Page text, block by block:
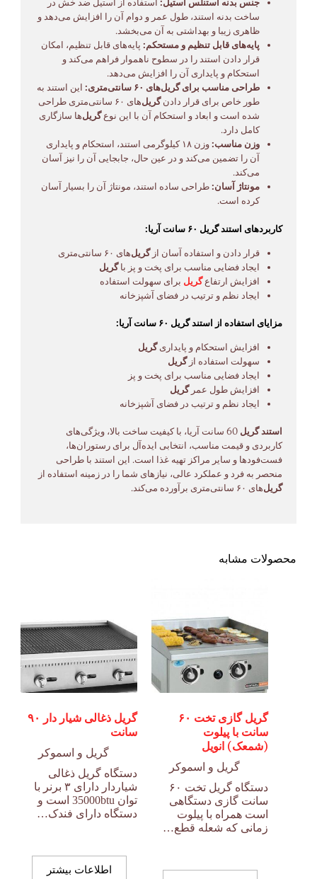
جنس بدنه استنلس استیل: استفاده از استیل ضد خش در
ساخت بدنه استند، طول عمر و دوام آن را افزایش می‌دهد و
ظاهری زیبا و بهداشتی به آن می‌بخشد.
پایه‌های قابل تنظیم و مستحکم: پایه‌های قابل تنظیم، امکان
قرار دادن استند را در سطوح ناهموار فراهم می‌کند و
استحکام و پایداری آن را افزایش می‌دهد.
طراحی مناسب برای گریل‌های ۶۰ سانتی‌متری:
این استند به
طور خاص برای قرار دادنگریل
‌های ۶۰ سانتی‌متری طراحی
شده است و ابعاد و استحکام آن با این نوعگریل‌ها سازگاری
کامل دارد.
وزن مناسب:
وزن ۱۸ کیلوگرمی استند، استحکام و پایداری
آن را تضمین می‌کند و در عین حال، جابجایی آن را نیز آسان
می‌کند.
مونتاژ آسان:طراحی ساده استند، مونتاژ آن را بسیار آسان
کرده است.
کاربردهای استند گریل ۶۰ سانت آریا:
قرار دادن و استفاده آسان ازگریل‌های ۶۰ سانتی‌متری
ایجاد فضایی مناسب برای پخت و پز باگریل
افزایش ارتفاعگریل برای سهولت استفاده
ایجاد نظم و ترتیب در فضای آشپزخانه
مزایای استفاده از استند گریل ۶۰ سانت آریا:
افزایش استحکام و پایداریگریل
سهولت استفاده ازگریل
ایجاد فضایی مناسب برای پخت و پز
افزایش طول عمرگریل
ایجاد نظم و ترتیب در فضای آشپزخانه
استند گریل
60 سانت آریا، با کیفیت ساخت بالا، ویژگی‌های
کاربردی و قیمت مناسب، انتخابی ایده‌آل برای رستوران‌ها،
فست‌فودها و سایر مراکز تهیه غذا است. این استند با طراحی
منحصر به فرد و عملکرد عالی، نیازهای شما را در زمینه استفاده از
گریل‌های ۶۰ سانتی‌متری برآورده می‌کند.
محصولات مشابه
گریل گازی تخت ۶۰
سانت با پیلوت
(شمعک) انویل
گریل و اسموکر
دستگاه گریل تخت ۶۰
سانت گازی دستگاهی
است همراه با پیلوت
زمانی که شعله قطع…
گریل ذغالی شیار دار ۹۰
سانت
گریل و اسموکر
دستگاه گریل ذغالی
شیاردار دارای ۳ برنر با
توان 35000btu است و
دستگاه دارای فندک…
اطلاعات بیشتر